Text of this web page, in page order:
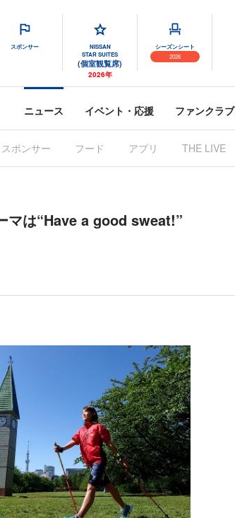
スポンサー
NISSAN
STAR SUITES
(個室観覧席)
2026年
シーズンシート
2026
ニュース イベント・応援 ファンクラブ
スポンサー フード アプリ THE LIVE
マは“Have a good sweat!”